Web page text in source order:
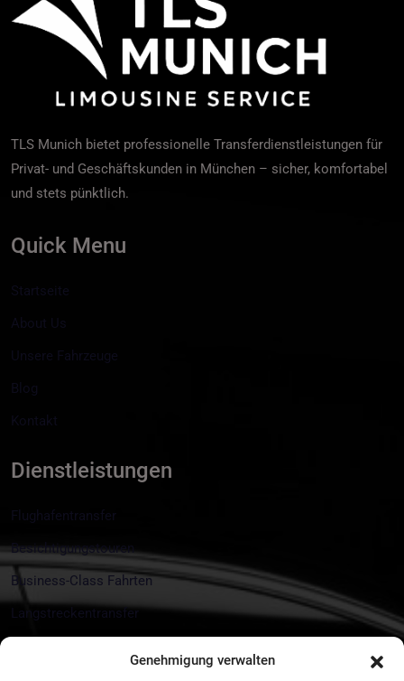
Genehmigung verwalten
TLS Munich bietet professionelle Transferdienstleistungen für
Privat- und Geschäftskunden in München – sicher, komfortabel
und stets pünktlich.
Quick Menu
Startseite
About Us
Unsere Fahrzeuge
Blog
Kontakt
Dienstleistungen
Flughafentransfer
Besichtigungstouren
Business-Class Fahrten
Langstreckentransfer